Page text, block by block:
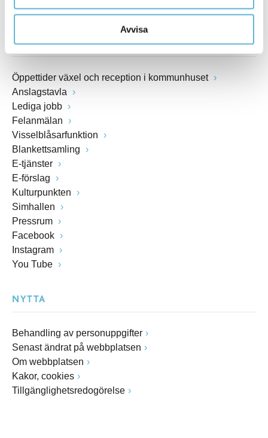
Avvisa
Org.nr: 212000-0894
SNABBVAL
Öppettider växel och reception i kommunhuset
Anslagstavla
Lediga jobb
Felanmälan
Visselblåsarfunktion
Blankettsamling
E-tjänster
E-förslag
Kulturpunkten
Simhallen
Pressrum
Facebook
Instagram
You Tube
NYTTA
Behandling av personuppgifter
Senast ändrat på webbplatsen
Om webbplatsen
Kakor, cookies
Tillgänglighetsredogörelse